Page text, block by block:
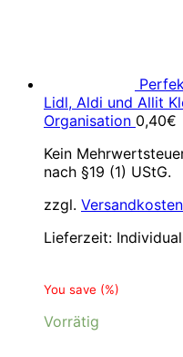
Lidl, Aldi und Allit
Organisation 0,40€
Kein
nach §19 (1) UStG.
zzgl. Versandkosten
Lieferzeit:
You save (%)
Vorrätig